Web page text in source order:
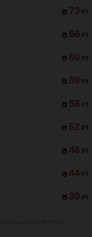
73 PT
66 PT
60 PT
59 PT
58 PT
52 PT
46 PT
44 PT
39 PT